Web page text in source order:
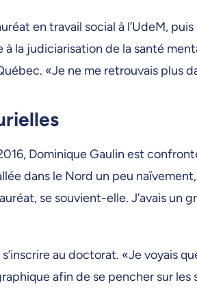
en travail social à l’UdeM,
à la judiciarisation de la santé
«Je ne me retrouvais plus
Dominique Gaulin est
dans le Nord un peu
se souvient-elle. J’avais un
s’inscrire au doctorat. «Je voyais
afin de se pencher sur